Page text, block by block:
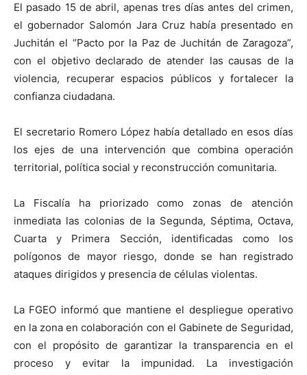
El pasado 15 de abril, apenas tres días antes del crimen,
el gobernador Salomón Jara Cruz había presentado en
Juchitán el “Pacto por la Paz de Juchitán de Zaragoza”,
con el objetivo declarado de atender las causas de la
violencia, recuperar espacios públicos y fortalecer la
confianza ciudadana.
El secretario Romero López había detallado en esos días
los ejes de una intervención que combina operación
territorial, política social y reconstrucción comunitaria.
La Fiscalía ha priorizado como zonas de atención
inmediata las colonias de la Segunda, Séptima, Octava,
Cuarta y Primera Sección, identificadas como los
polígonos de mayor riesgo, donde se han registrado
ataques dirigidos y presencia de células violentas.
La FGEO informó que mantiene el despliegue operativo
en la zona en colaboración con el Gabinete de Seguridad,
con el propósito de garantizar la transparencia en el
proceso y evitar la impunidad. La investigación